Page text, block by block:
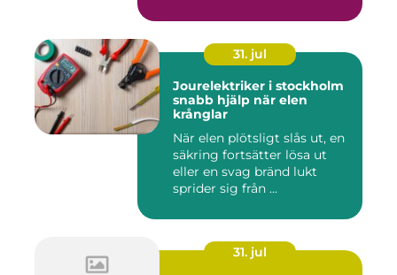
31. jul
Jourelektriker i stockholm
snabb hjälp när elen
krånglar
När elen plötsligt slås ut, en
säkring fortsätter lösa ut
eller en svag bränd lukt
sprider sig från ...
31. jul